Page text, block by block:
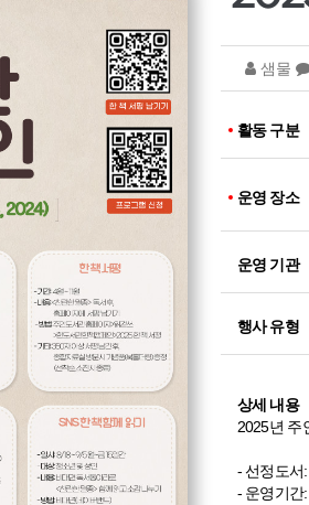
샘물
활동 구분
운영 장소
운영 기관
행사 유형
상세 내용
2025년 주
- 선정도서
- 운영기간: